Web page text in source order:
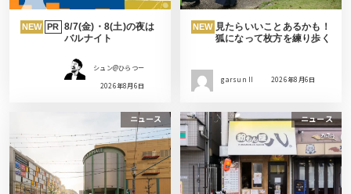
NEW PR 8/7(金)・8(土)の夜は
バルナイト
シュン@ひらつー
2026年8月6日
NEW 見たらいいことあるかも！
狐になって枚方を練り歩く
garsun II 2026年8月6日
ニュース ニュース